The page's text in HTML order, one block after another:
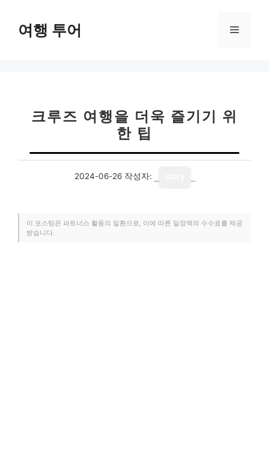
여행 투어 메
크루즈 여행을 더욱 즐기기 위
한 팁
2024-06-26 작성자:
이 포스팅은 파트너스 활동의 일환으로, 이에 따른 일정액의 수수료를 제공
받습니다.